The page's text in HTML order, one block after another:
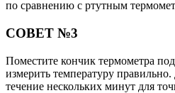
по сравнению с ртутным
СОВЕТ №3
Поместите кончик термометра
измерить температуру
течение нескольких минут для